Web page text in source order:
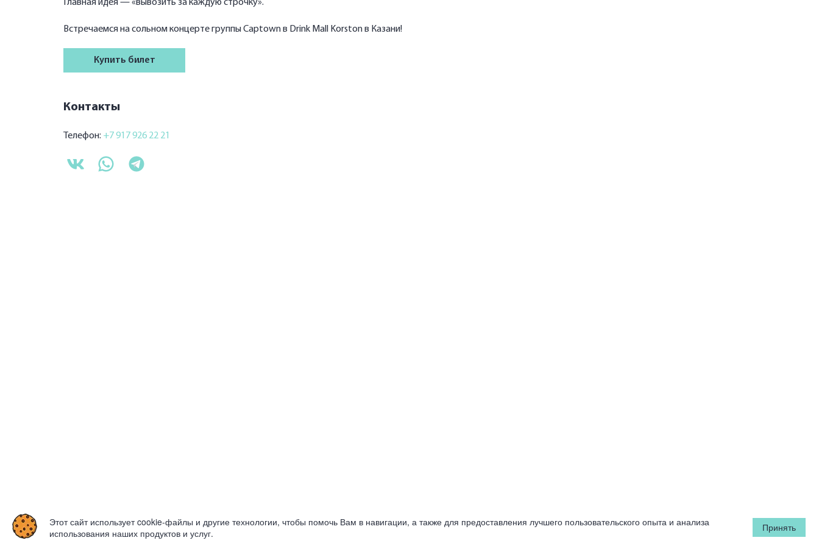
Главная идея — «вывозить за каждую строчку».
Встречаемся на сольном концерте группы Captown в Drink Mall Korston в Казани!
Купить билет
Контакты
Телефон: +7 917 926 22 21
Этот сайт использует cookie-файлы и другие технологии, чтобы помочь Вам в навигации, а также для предоставления лучшего пользовательского опыта и анализа
использования наших продуктов и услуг.
Принять